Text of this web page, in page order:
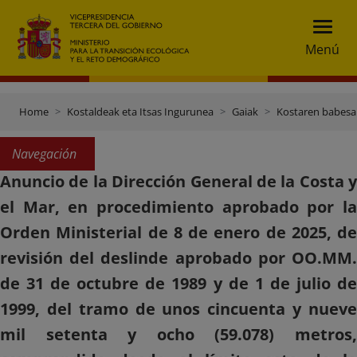
Menú
Home Kostaldeak eta Itsas Ingurunea Gaiak Kostaren babesa
Navegación
Anuncio de la Dirección General de la Costa y
el Mar, en procedimiento aprobado por la
Orden Ministerial de 8 de enero de 2025, de
revisión del deslinde aprobado por OO.MM.
de 31 de octubre de 1989 y de 1 de julio de
1999, del tramo de unos cincuenta y nueve
mil setenta y ocho (59.078) metros,